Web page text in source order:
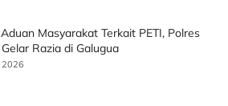
Masyarakat Terkait PETI, Polres
Razia di Galugua
2026